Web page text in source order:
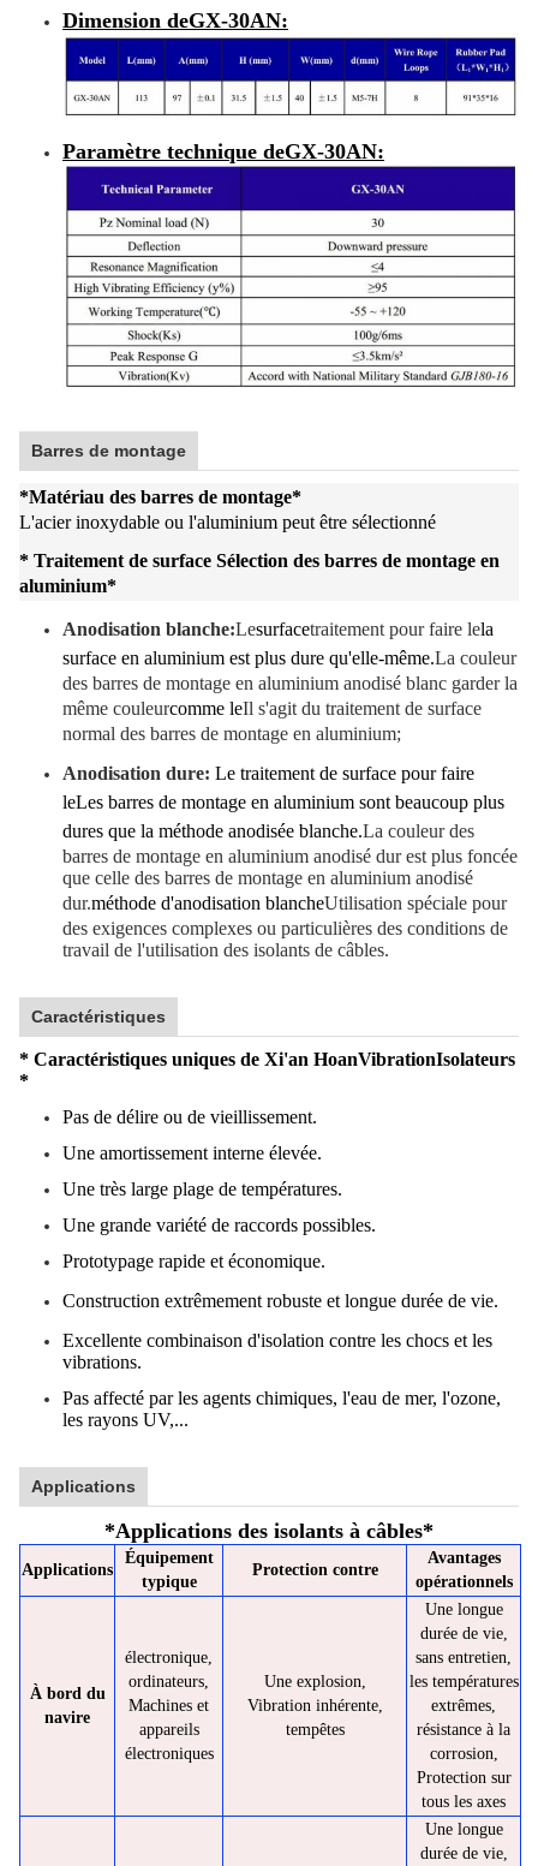
Dimension deGX-30AN:
Paramètre technique deGX-30AN:
Barres de montage
*Matériau des barres de montage*
L'acier inoxydable ou l'aluminium peut être sélectionné
* Traitement de surface Sélection des barres de montage en
aluminium*
Anodisation blanche:Lesurfacetraitement pour faire lela
surface en aluminium est plus dure qu'elle-même.La couleur
des barres de montage en aluminium anodisé blanc garder la
même couleurcomme leIl s'agit du traitement de surface
normal des barres de montage en aluminium;
Anodisation dure: Le traitement de surface pour faire
leLes barres de montage en aluminium sont beaucoup plus
dures que la méthode anodisée blanche.La couleur des
barres de montage en aluminium anodisé dur est plus foncée
que celle des barres de montage en aluminium anodisé
dur.méthode d'anodisation blancheUtilisation spéciale pour
des exigences complexes ou particulières des conditions de
travail de l'utilisation des isolants de câbles.
Caractéristiques
* Caractéristiques uniques de Xi'an HoanVibrationIsolateurs
*
Pas de délire ou de vieillissement.
Une amortissement interne élevée.
Une très large plage de températures.
Une grande variété de raccords possibles.
Prototypage rapide et économique.
Construction extrêmement robuste et longue durée de vie.
Excellente combinaison d'isolation contre les chocs et les
vibrations.
Pas affecté par les agents chimiques, l'eau de mer, l'ozone,
les rayons UV,...
Applications
*Applications des isolants à câbles*
Applications
Équipement
typique
Protection contre
Avantages
opérationnels
À bord du
navire
électronique,
ordinateurs,
Machines et
appareils
électroniques
Une explosion,
Vibration inhérente,
tempêtes
Une longue
durée de vie,
sans entretien,
les températures
extrêmes,
résistance à la
corrosion,
Protection sur
tous les axes
Une longue
durée de vie,